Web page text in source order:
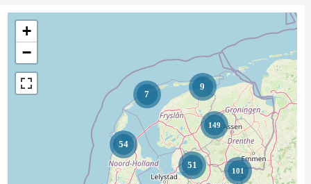
9
7
54
149
51
101
+
−